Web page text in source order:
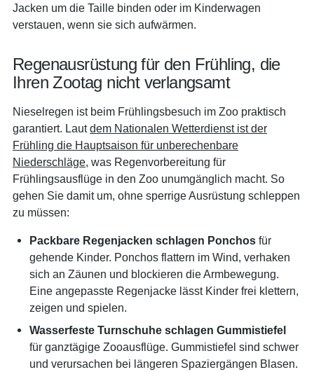
Jacken um die Taille binden oder im Kinderwagen
verstauen, wenn sie sich aufwärmen.
Regenausrüstung für den Frühling, die
Ihren Zootag nicht verlangsamt
Nieselregen ist beim Frühlingsbesuch im Zoo praktisch
garantiert. Lautdem Nationalen Wetterdienst ist der
Frühling die Hauptsaison für unberechenbare
Niederschläge, was Regenvorbereitung für
Frühlingsausflüge in den Zoo unumgänglich macht. So
gehen Sie damit um, ohne sperrige Ausrüstung schleppen
zu müssen:
Packbare Regenjacken schlagen Ponchos für
gehende Kinder. Ponchos flattern im Wind, verhaken
sich an Zäunen und blockieren die Armbewegung.
Eine angepasste Regenjacke lässt Kinder frei klettern,
zeigen und spielen.
Wasserfeste Turnschuhe schlagen Gummistiefel
für ganztägige Zooausflüge. Gummistiefel sind schwer
und verursachen bei längeren Spaziergängen Blasen.